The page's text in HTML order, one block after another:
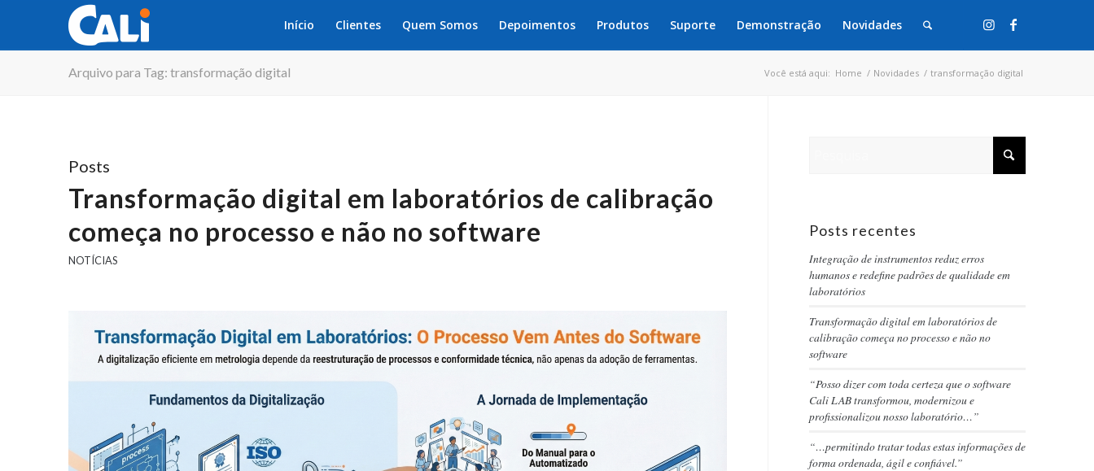
Início Clientes Quem Somos Depoimentos Produtos Suporte Demonstração Novidades
Arquivo para Tag: transformação digital Você está aqui: Home / Novidades / transformação digital
Posts
Transformação digital em laboratórios de calibração
começa no processo e não no software
NOTÍCIAS
Posts recentes
Integração de instrumentos reduz erros
humanos e redefine padrões de qualidade em
laboratórios
Transformação digital em laboratórios de
calibração começa no processo e não no
software
“Posso dizer com toda certeza que o software
Cali LAB transformou, modernizou e
profissionalizou nosso laboratório…”
“…permitindo tratar todas estas informações de
forma ordenada, ágil e confiável.”